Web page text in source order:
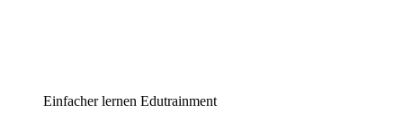
Einfacher lernen Edutrainment